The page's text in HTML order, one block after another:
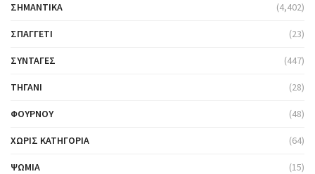
ΣΗΜΑΝΤΙΚΆ (4,402)
ΣΠΑΓΓΈΤΙ (23)
ΣΥΝΤΑΓΈΣ (447)
ΤΗΓΆΝΙ (28)
ΦΟΎΡΝΟΥ (48)
ΧΩΡΊΣ ΚΑΤΗΓΟΡΊΑ (64)
ΨΩΜΙΆ (15)